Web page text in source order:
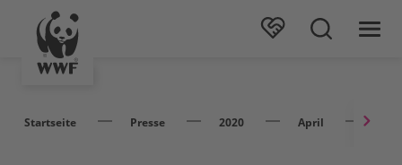
Startseite Presse 2020 April